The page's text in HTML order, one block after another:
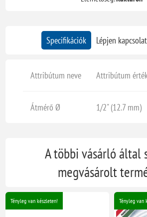
Specifikációk Lépjen
Attribútum neve Attribútum
Átmérő Ø 1/2" (12.7 mm)
A többi vásárló által
megvásárolt
Tényleg van készleten! Tényleg van